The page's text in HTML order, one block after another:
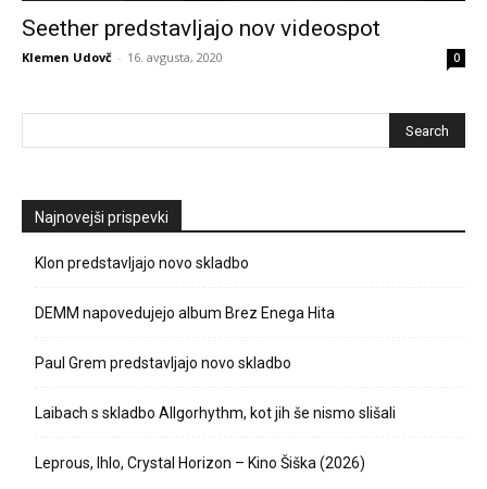
Seether predstavljajo nov videospot
Klemen Udovč - 16. avgusta, 2020 0
Najnovejši prispevki
Klon predstavljajo novo skladbo
DEMM napovedujejo album Brez Enega Hita
Paul Grem predstavljajo novo skladbo
Laibach s skladbo Allgorhythm, kot jih še nismo slišali
Leprous, Ihlo, Crystal Horizon – Kino Šiška (2026)